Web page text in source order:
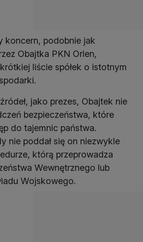
koncern, podobnie jak
Obajtka PKN Orlen,
liście spółek o istotnym
jako prezes, Obajtek nie
bezpieczeństwa, które
do tajemnic państwa.
nie poddał się on niezwykle
którą przeprowadza
Wewnętrznego lub
Wojskowego.